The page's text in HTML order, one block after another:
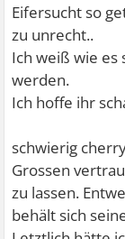
Eifersucht so
zu unrecht..
Ich weiß wie es
werden.
Ich hoffe ihr
schwierig
Grossen
zu lassen.
behält sich